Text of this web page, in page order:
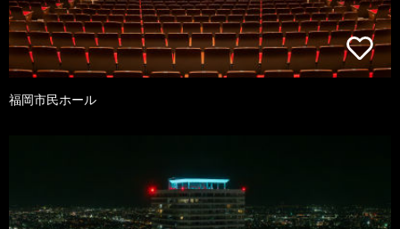
福岡市民ホール